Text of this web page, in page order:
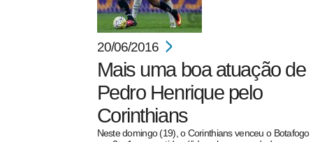
20/06/2016
Mais uma boa atuação de
Pedro Henrique pelo
Corinthians
Neste domingo (19), o Corinthians venceu o Botafogo